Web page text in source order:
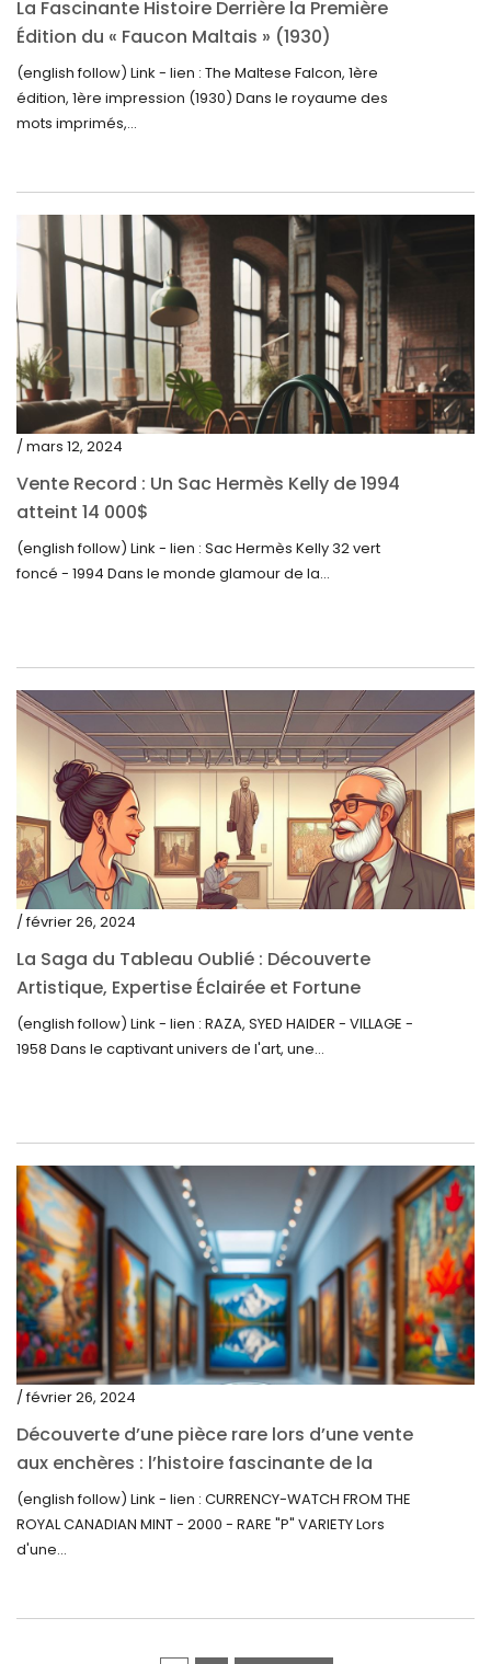
mars 2023
février 2023
janvier 2023
novembre 2022
octobre 2022
septembre 2022
août 2022
juillet 2022
juin 2022
mai 2022
avril 2022
mars 2022
février 2022
septembre 2021
août 2021
juillet 2021
juin 2021
mai 2021
avril 2021
mars 2021
janvier 2021
décembre 2020
novembre 2020
septembre 2020
juillet 2020
juin 2020
mai 2020
mars 2020
février 2020
décembre 2019
octobre 2019
septembre 2019
juin 2019
avril 2019
La Fascinante Histoire Derrière la Première
Édition du « Faucon Maltais » (1930)
(english follow) Link - lien : The Maltese Falcon, 1ère
édition, 1ère impression (1930) Dans le royaume des
mots imprimés,...
/ mars 12, 2024
Vente Record : Un Sac Hermès Kelly de 1994
atteint 14 000$
(english follow) Link - lien : Sac Hermès Kelly 32 vert
foncé - 1994 Dans le monde glamour de la...
/ février 26, 2024
La Saga du Tableau Oublié : Découverte
Artistique, Expertise Éclairée et Fortune
Inattendue
(english follow) Link - lien : RAZA, SYED HAIDER - VILLAGE -
1958 Dans le captivant univers de l'art, une...
/ février 26, 2024
Découverte d’une pièce rare lors d’une vente
aux enchères : l’histoire fascinante de la
Monnaie-Montre de la Monnaie Royale du
Canada (2000) Rare Variété « P »
(english follow) Link - lien : CURRENCY-WATCH FROM THE
ROYAL CANADIAN MINT - 2000 - RARE "P" VARIETY Lors
d'une...